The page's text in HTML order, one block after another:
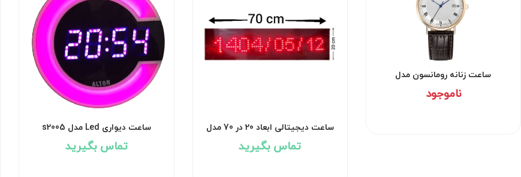
ساعت زنانه رومانسون مدل
TL1B24DMNRAS5U-W
ناموجود
ساعت دیجیتالی ابعاد 20 در 70 مدل
q569
تماس بگیرید
ساعت دیواری Led مدل s2005
تماس بگیرید